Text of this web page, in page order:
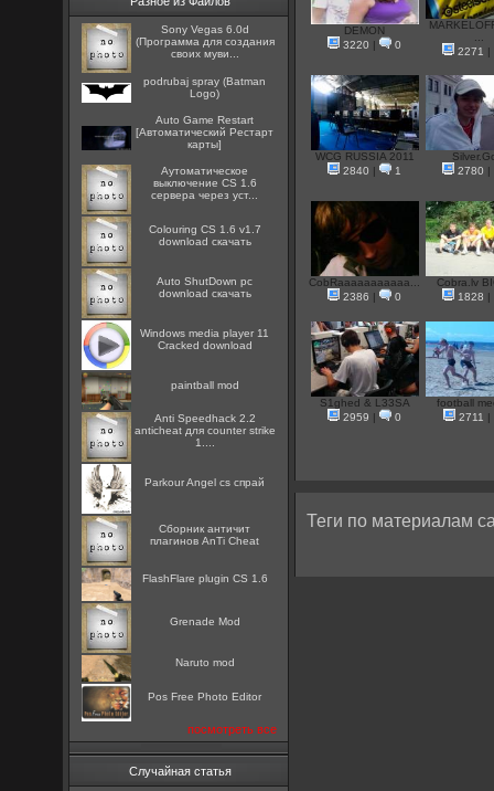
Sony Vegas 6.0d
(Программа для создания
своих муви...
podrubaj spray (Batman
Logo)
Auto Game Restart
[Автоматический Рестарт
карты]
Аутоматическое
выключение CS 1.6
сервера через уст...
Colouring CS 1.6 v1.7
download скачать
Auto ShutDown pc
download скачать
Windows media player 11
Cracked download
paintball mod
Anti Speedhack 2.2
anticheat для counter strike
1....
Parkour Angel cs спрай
Сборник античит
плагинов AnTi Cheat
FlashFlare plugin CS 1.6
Grenade Mod
Naruto mod
Pos Free Photo Editor
посмотреть все
Случайная статья
DEMON
3220
| 0
...
2271
WCG RUSSIA 2011
2840
| 1
2780
CobRaaaaaaaaaaa...
2386
| 0
Cobra.lv
1828
S1ghed & L33SA
2959
| 0
football
2711
Теги по материалам